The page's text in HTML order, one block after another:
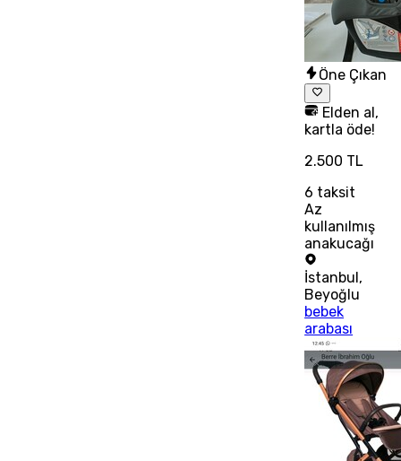
Öne Çıkan
Elden al,
kartla öde!
2.500 TL
6 taksit
Az
kullanılmış
anakucağı
İstanbul ,
Beyoğlu
bebek
arabası